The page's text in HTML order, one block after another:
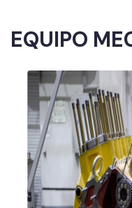
EQUIPO